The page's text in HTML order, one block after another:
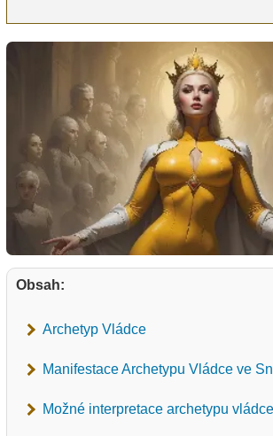
Obsah:
Archetyp Vládce
Manifestace Archetypu Vládce ve
Možné interpretace archetypu